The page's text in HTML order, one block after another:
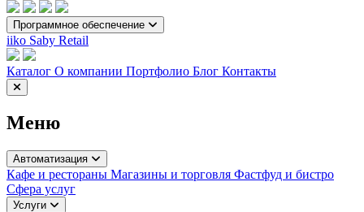
Программное обеспечение
iiko Saby Retail
Каталог О компании Портфолио Блог Контакты
Меню
Автоматизация
Кафе и рестораны Магазины и торговля Фастфуд и бистро
Сфера услуг
Услуги